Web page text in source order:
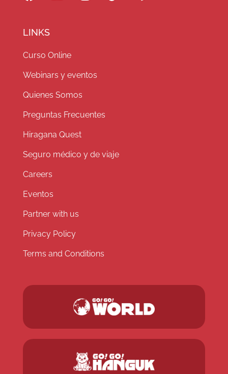
LINKS
Curso Online
Webinars y eventos
Quienes Somos
Preguntas Frecuentes
Hiragana Quest
Seguro médico y de viaje
Careers
Eventos
Partner with us
Privacy Policy
Terms and Conditions